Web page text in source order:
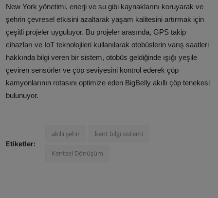
New York yönetimi, enerji ve su gibi kaynaklarını koruyarak ve
şehrin çevresel etkisini azaltarak yaşam kalitesini artırmak için
çeşitli projeler uyguluyor. Bu projeler arasında, GPS takip
cihazları ve IoT teknolojileri kullanılarak otobüslerin varış saatleri
hakkında bilgi veren bir sistem, otobüs geldiğinde ışığı yeşile
çeviren sensörler ve çöp seviyesini kontrol ederek çöp
kamyonlarının rotasını optimize eden BigBelly akıllı çöp tenekesi
bulunuyor.
Etiketler:
akıllı şehir kent bilgi sistemi
Kentsel Dönüşüm